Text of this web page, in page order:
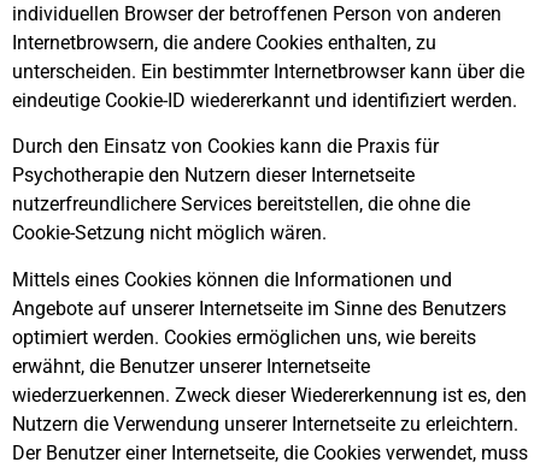
individuellen Browser der betroffenen Person von anderen
Internetbrowsern, die andere Cookies enthalten, zu
unterscheiden. Ein bestimmter Internetbrowser kann über die
eindeutige Cookie-ID wiedererkannt und identifiziert werden.
Durch den Einsatz von Cookies kann die Praxis für
Psychotherapie den Nutzern dieser Internetseite
nutzerfreundlichere Services bereitstellen, die ohne die
Cookie-Setzung nicht möglich wären.
Mittels eines Cookies können die Informationen und
Angebote auf unserer Internetseite im Sinne des Benutzers
optimiert werden. Cookies ermöglichen uns, wie bereits
erwähnt, die Benutzer unserer Internetseite
wiederzuerkennen. Zweck dieser Wiedererkennung ist es, den
Nutzern die Verwendung unserer Internetseite zu erleichtern.
Der Benutzer einer Internetseite, die Cookies verwendet, muss